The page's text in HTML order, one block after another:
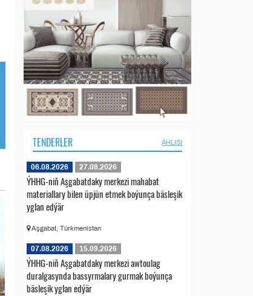
TENDERLER ÄHLISI
06.08.2026 27.08.2026
ÝHHG-niň Aşgabatdaky merkezi mahabat
materiallary bilen üpjün etmek boýunça bäsleşik
yglan edýär
Aşgabat, Türkmenistan
07.08.2026 15.09.2026
ÝHHG-niň Aşgabatdaky merkezi awtoulag
duralgasynda bassyrmalary gurmak boýunça
bäsleşik yglan edýär